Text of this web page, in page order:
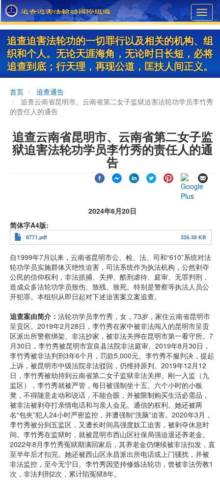
Skip
to
main
content
追查迫害法轮功的一切罪行以及相关的机构、组
织和个人。无论天涯海角，无论时日长短，必将
追查到底；行天理，再现公道，匡扶人间正义。
首页
追查通告
追查云南省昆明市、云南省第二女子监狱迫害法轮功学员李竹秀
的责任人的通告
追查云南省昆明市、云南省第二女子监
狱迫害法轮功学员李竹秀的责任人的通
告
2024年6月20日
简体字A4版
8771.pdf 326.39 KB
自1999年7月以来，云南省昆明市公、检、法、司和“610”系统对法
轮功学员实施群体灭绝性迫害，司法系统作为执法机构，公然剥夺
公民的信仰权利，非法抓捕、关押、酷刑虐待、庭审、无罪判刑，
造成众多法轮功学员致伤、致残、致死。特别是警察等执法人员公
开犯罪。本组织从即日起对下述迫害案立案追查。
追查案由简介： 法轮功学员李竹秀，女，73岁，家住云南省昆明市
呈贡区。2019年2月28日，李竹秀在家中被非法闯入的昆明市呈贡
区派出所警察绑架、非法抄家，被非法关押在昆明市第一看守所。7
月30日，李竹秀被昆明市宜良县法院非法庭审。2019年8月30日，
李竹秀被非法判刑3年6个月，罚款5,000元。李竹秀不服判决，提起
上诉，被昆明市中级法院非法驳回，仍维持原判。2019年12月12
日，李竹秀被劫持到云南省第二女子监狱非法关押。刚一入监（九
监区），李竹秀就被严管，每日被强制坐十五、六个小时的小板
凳，不得随意走动和说话，不能合眼，并被限制购买生活必需品，
被非法被剥夺打亲情电话和与亲人会见、通信的权利。她还被两
名“包夹”犯人24小时严密监控，并遭强制“洗脑”迫害。2020年3月，
李竹秀被分到五监区，又遭长时间高强度奴工迫害，被剥夺休息时
间。李竹秀在监狱时，就被昆明市西山区社保局强迫退还养老金。
2022年8月李竹秀冤狱期满回家后，其养老金仍继续被非法扣发，直
至半年后才扣完。她还被西山区永昌派出所电话或上门骚扰，并被
非法监控，至今无宁日。李竹秀因坚持修炼法轮功，曾被非法劳教1
次，非法判刑2次，累计陷冤狱8年。